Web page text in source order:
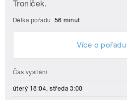
Troníček.
Délka pořadu: 56 minut
Více o pořadu
Čas vysílání
úterý 18:04, středa 3:00